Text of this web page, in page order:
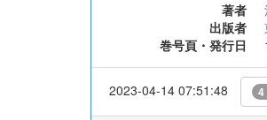
著者
出版者
巻号頁・発行日
2023-04-14 07:51:48 4